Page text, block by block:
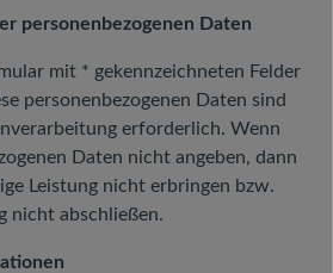
personenbezogenen Daten
mit * gekennzeichneten Felder
personenbezogenen Daten sind
erforderlich. Wenn
Daten nicht angeben, dann
Leistung nicht erbringen bzw.
nicht abschließen.